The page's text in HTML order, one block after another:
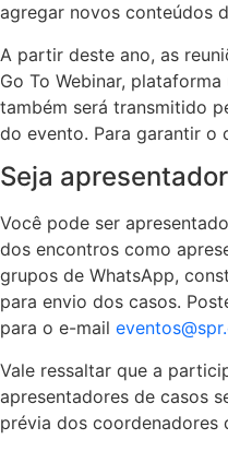
agregar novos conteúdos
A partir deste ano, as
Go To Webinar,
também será transmitido
do evento. Para garantir o
Seja
Você pode ser
dos encontros como
grupos de WhatsApp,
para envio dos casos.
para o e-mail
Vale ressaltar que a
apresentadores de casos
prévia dos coordenadores